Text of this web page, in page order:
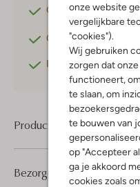
onze website
vergelijkbare
"cookies").
Wij gebruiken
zorgen dat
functioneert,
te slaan, om
te bouwen van
op "Accepteer
ga je akkoord
cookies zoals
Gratis verzending
Gratis retourneren
Betaal achterafmet
Product informatie
Bezorgen & retourneren